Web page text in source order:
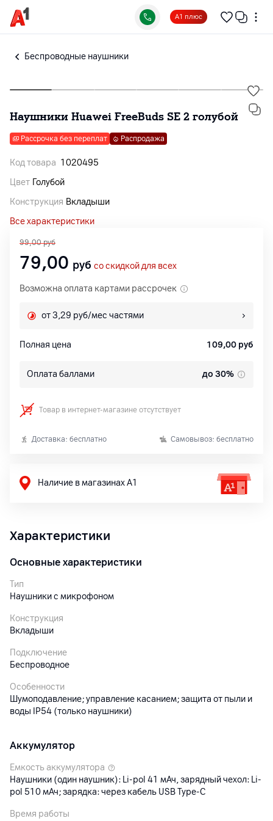
А1 плюс
Беспроводные наушники
Наушники Huawei FreeBuds SE 2 голубой
Рассрочка без переплат Распродажа
Код товара 1020495
Цвет Голубой
Конструкция Вкладыши
Все характеристики
99,00 руб
79,00 руб со скидкой для всех
Возможна оплата картами рассрочек
от 3,29 руб/мес частями
Полная цена 109,00 руб
Оплата баллами до 30%
Товар в интернет-магазине отсутствует
Доставка: бесплатно Самовывоз: бесплатно
Наличие в магазинах А1
Характеристики
Основные характеристики
Тип
Наушники с микрофоном
Конструкция
Вкладыши
Подключение
Беспроводное
Особенности
Шумоподавление; управление касанием; защита от пыли и
воды IP54 (только наушники)
Аккумулятор
Емкость аккумулятора
Наушники (один наушник): Li-pol 41 мАч, зарядный чехол: Li-
pol 510 мАч; зарядка: через кабель USB Type-C
Время работы